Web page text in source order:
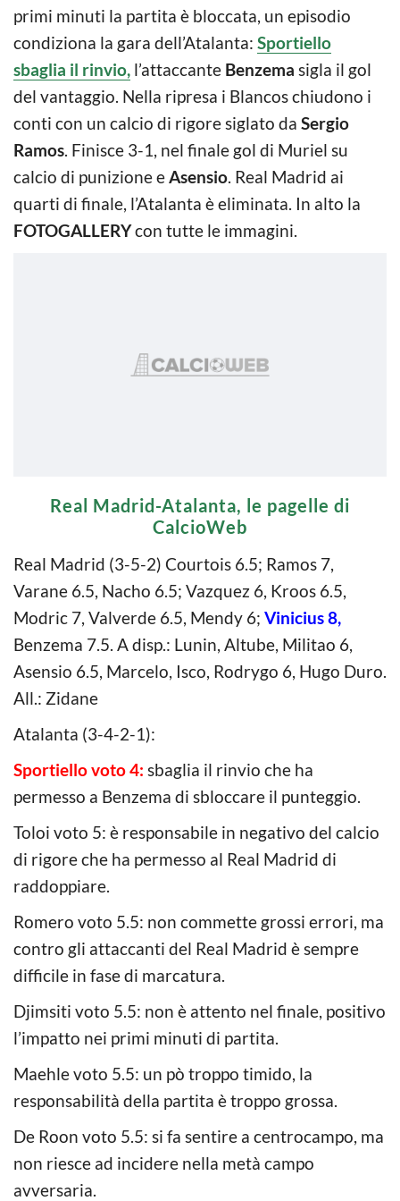
primi minuti la partita è bloccata, un episodio
condiziona la gara dell’Atalanta: Sportiello
sbaglia il rinvio, l’attaccante Benzema sigla il gol
del vantaggio. Nella ripresa i Blancos chiudono i
conti con un calcio di rigore siglato da Sergio
Ramos. Finisce 3-1, nel finale gol di Muriel su
calcio di punizione eAsensio. Real Madrid ai
quarti di finale, l’Atalanta è eliminata. In alto la
FOTOGALLERYcon tutte le immagini.
Real Madrid-Atalanta, le pagelle di
CalcioWeb
Real Madrid (3-5-2) Courtois 6.5; Ramos 7,
Varane 6.5, Nacho 6.5; Vazquez 6, Kroos 6.5,
Modric 7, Valverde 6.5, Mendy 6; Vinicius 8,
Benzema 7.5. A disp.: Lunin, Altube, Militao 6,
Asensio 6.5, Marcelo, Isco, Rodrygo 6, Hugo Duro.
All.: Zidane
Atalanta (3-4-2-1):
Sportiello voto 4: sbaglia il rinvio che ha
permesso a Benzema di sbloccare il punteggio.
Toloi voto 5: è responsabile in negativo del calcio
di rigore che ha permesso al Real Madrid di
raddoppiare.
Romero voto 5.5: non commette grossi errori, ma
contro gli attaccanti del Real Madrid è sempre
difficile in fase di marcatura.
Djimsiti voto 5.5: non è attento nel finale, positivo
l’impatto nei primi minuti di partita.
Maehle voto 5.5: un pò troppo timido, la
responsabilità della partita è troppo grossa.
De Roon voto 5.5: si fa sentire a centrocampo, ma
non riesce ad incidere nella metà campo
avversaria.